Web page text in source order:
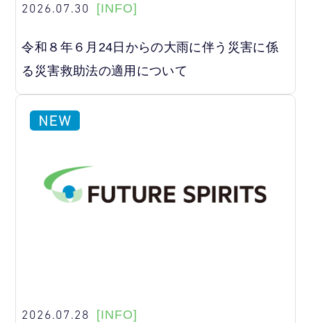
2026.07.30 [INFO]
令和８年６月24日からの大雨に伴う災害に係
る災害救助法の適用について
2026.07.28 [INFO]